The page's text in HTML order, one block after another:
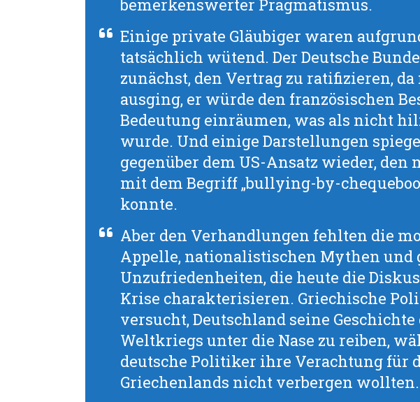
bemerkenswerter Pragmatismus.
Einige private Gläubiger waren
tatsächlich wütend. Der Deutsche
zunächst, den Vertrag zu ratifizieren, da
ausging, er würde den französischen
Bedeutung einräumen, was als nicht
wurde. Und einige Darstellungen
gegenüber dem US-Ansatz wieder, den
mit dem Begriff „bullying-by-
konnte.
Aber den Verhandlungen fehlten die
Appelle, nationalistischen Mythen und
Unzufriedenheiten, die heute die
Krise charakterisieren. Griechische
versucht, Deutschland seine
Weltkriegs unter die Nase zu reiben,
deutsche Politiker ihre Verachtung für
Griechenlands nicht verbergen wollten.